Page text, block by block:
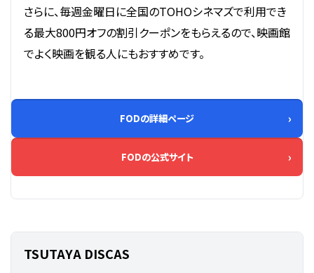
さらに、毎週金曜日に全国のTOHOシネマズで利用でき
る最大800円オフの割引クーポンをもらえるので、映画館
でよく映画を観る人にもおすすめです。
FODの詳細ページ
FODの公式サイト
TSUTAYA DISCAS